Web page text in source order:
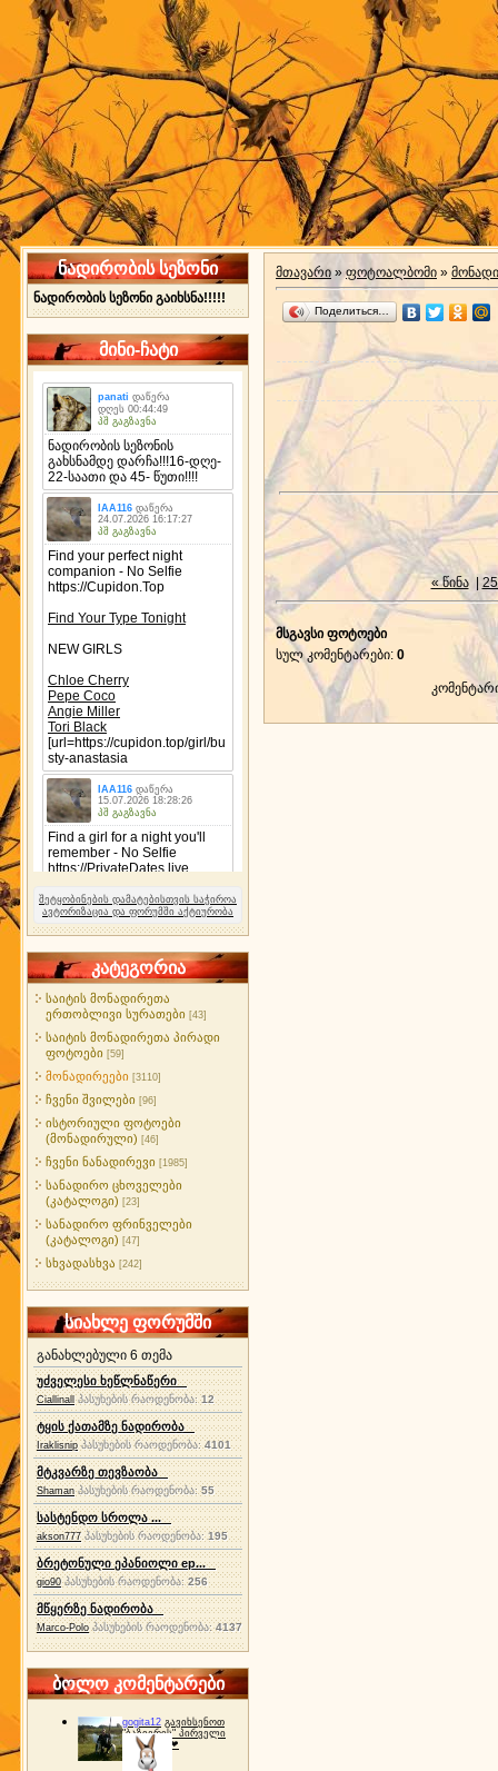
ნადირობის სეზონი
ნადირობის სეზონი გაიხსნა!!!!!
მინი-ჩატი
შეტყობინების დამატებისთვის საჭიროა
ავტორიზაცია და ფორუმში აქტიურობა
კატეგორია
საიტის მონადირეთა
ერთობლივი სურათები [43]
საიტის მონადირეთა პირადი
ფოტოები [59]
მონადირეები [3110]
ჩვენი შვილები [96]
ისტორიული ფოტოები
(მონადირული) [46]
ჩვენი ნანადირევი [1985]
სანადირო ცხოველები
(კატალოგი) [23]
სანადირო ფრინველები
(კატალოგი) [47]
სხვადასხვა [242]
სიახლე ფორუმში
განახლებული 6 თემა
უძველესი ხეწლნაწერი
Ciallinall პასუხების რაოდენობა:12
ტყის ქათამზე ნადირობა
Iraklisnip პასუხების რაოდენობა: 4101
მტკვარზე თევზაობა
Shaman პასუხების რაოდენობა:55
სასტენდო სროლა ...
akson777 პასუხების რაოდენობა:195
ბრეტონული ეპანიოლი ep...
gio90 პასუხების რაოდენობა:256
მწყერზე ნადირობა
Marco-Polo პასუხების რაოდენობა:4137
ბოლო კომენტარები
gogita12 გავიხსენოთ
"ბაზიერის" პირველი
ტურნირი ❤
მთავარი » ფოტოალბომი »
Поделиться…
« წინა|
მსგავსი ფოტოები
სულ კომენტარები: 0